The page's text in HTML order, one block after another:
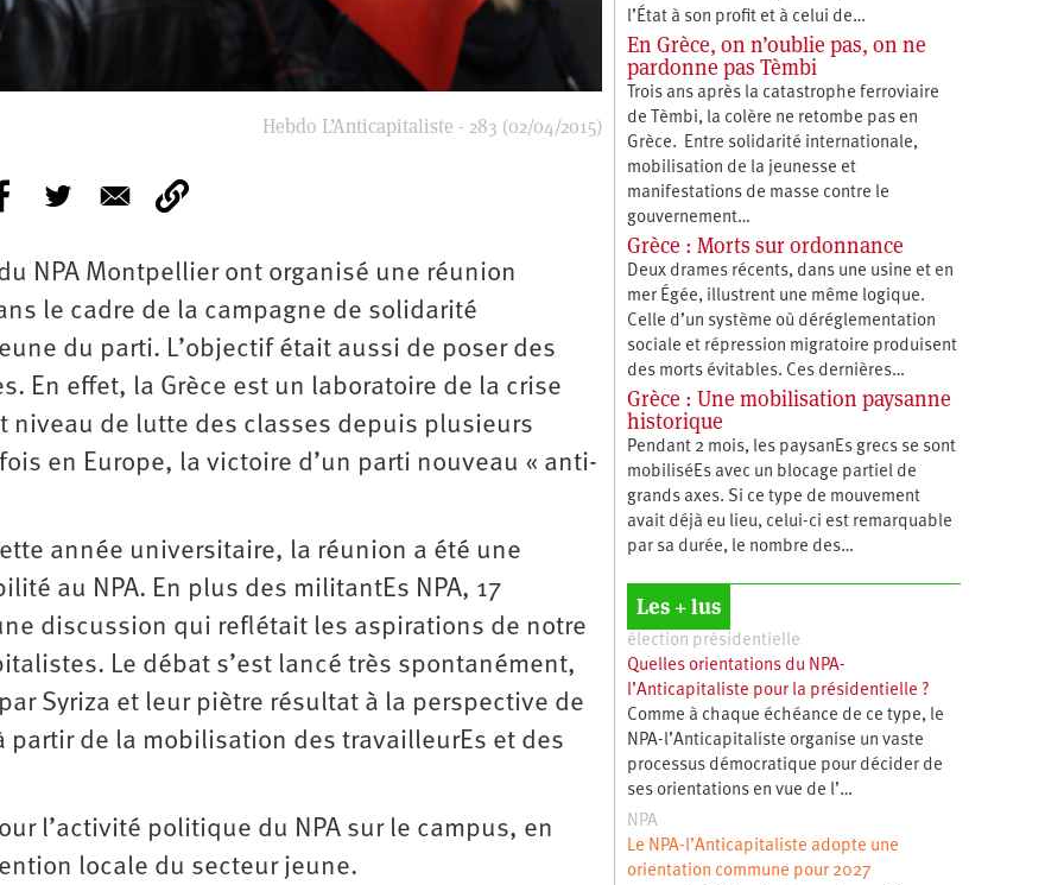
Hebdo L’Anticapitaliste - 283 (02/04/2015)
NPA Montpellier ont organisé une réunion
le cadre de la campagne de solidarité
du parti. L’objectif était aussi de poser des
En effet, la Grèce est un laboratoire de la crise
de lutte des classes depuis plusieurs
en Europe, la victoire d’un parti nouveau « anti-
année universitaire, la réunion a été une
au NPA. En plus des militantEs NPA, 17
discussion qui reflétait les aspirations de notre
Le débat s’est lancé très spontanément,
Syriza et leur piètre résultat à la perspective de
de la mobilisation des travailleurEs et des
l’activité politique du NPA sur le campus, en
locale du secteur jeune.
l’État à son profit et à celui de…
En Grèce, on n’oublie pas, on ne
pardonne pas Tèmbi
Trois ans après la catastrophe ferroviaire
de Tèmbi, la colère ne retombe pas en
Grèce. Entre solidarité internationale,
mobilisation de la jeunesse et
manifestations de masse contre le
gouvernement…
Grèce : Morts sur ordonnance
Deux drames récents, dans une usine et en
mer Égée, illustrent une même logique.
Celle d’un système où déréglementation
sociale et répression migratoire produisent
des morts évitables. Ces dernières…
Grèce : Une mobilisation paysanne
historique
Pendant 2 mois, les paysanEs grecs se sont
mobiliséEs avec un blocage partiel de
grands axes. Si ce type de mouvement
avait déjà eu lieu, celui-ci est remarquable
par sa durée, le nombre des…
Les + lus
élection présidentielle
Quelles orientations du NPA-
l’Anticapitaliste pour la présidentielle ?
Comme à chaque échéance de ce type, le
NPA-l’Anticapitaliste organise un vaste
processus démocratique pour décider de
ses orientations en vue de l’…
NPA
Le NPA-l’Anticapitaliste adopte une
orientation commune pour 2027